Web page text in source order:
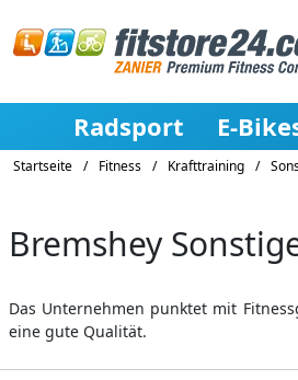
Radsport E-
Startseite / Fitness / Krafttraining /
Bremshey
Das Unternehmen punktet mit
eine gute Qualität.